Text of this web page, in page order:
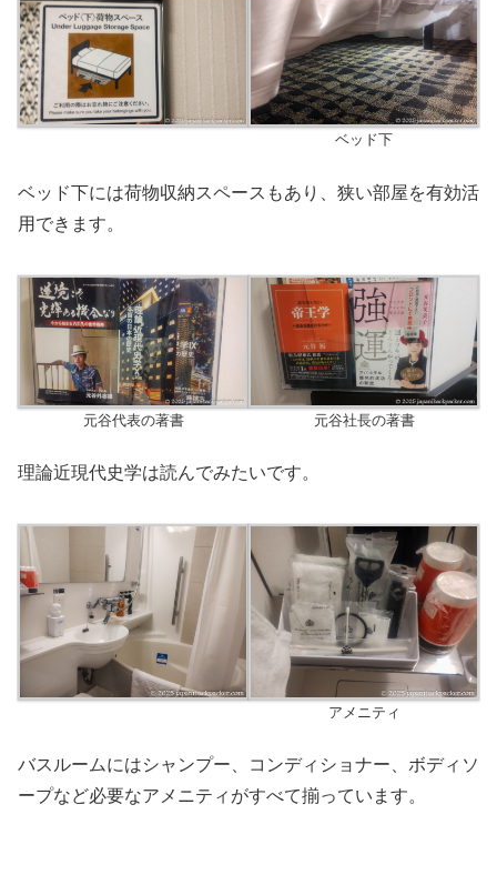
ベッド下
ベッド下には荷物収納スペースもあり、狭い部屋を有効活
用できます。
元谷代表の著書 元谷社長の著書
理論近現代史学は読んでみたいです。
アメニティ
バスルームにはシャンプー、コンディショナー、ボディソ
ープなど必要なアメニティがすべて揃っています。